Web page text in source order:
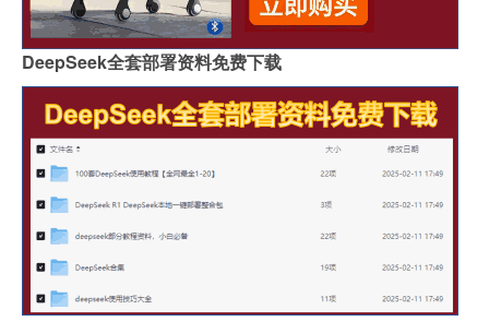
DeepSeek全套部署资料免费下载